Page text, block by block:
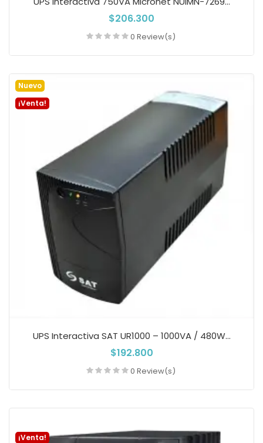
$206.300
0 Review(s)
Nuevo
¡Venta!
UPS Interactiva SAT UR1000 – 1000VA / 480W...
$192.800
0 Review(s)
¡Venta!